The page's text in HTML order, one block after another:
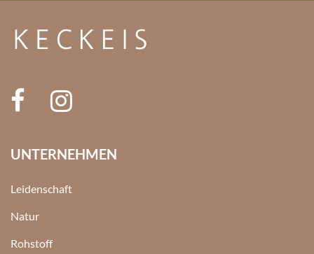
UNTERNEHMEN
Leidenschaft
Natur
Rohstoff